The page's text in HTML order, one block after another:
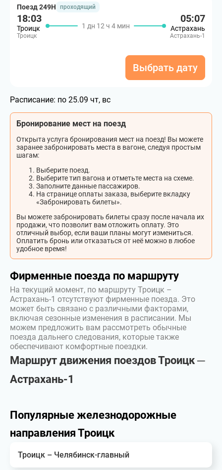
Поезд 249Н проходящий
18:03
Троицк
Троицк
1 дн 12 ч 4 мин
05:07
Астрахань
Астрахань-1
Выбрать дату
Расписание: по 25.09 чт, вс
Бронирование мест на поезд
Открыта услуга бронирования мест на поезд! Вы можете
заранее забронировать места в вагоне, следуя простым
шагам:
Выберите поезд.
Выберите тип вагона и отметьте места на схеме.
Заполните данные пассажиров.
На странице оплаты заказа, выберите вкладку
«Забронировать билеты».
Вы можете забронировать билеты сразу после начала их
продажи, что позволит вам отложить оплату. Это
отличный выбор, если ваши планы могут измениться.
Оплатить бронь или отказаться от неё можно в любое
удобное время!
Фирменные поезда по маршруту
На текущий момент, по маршруту Троицк –
Астрахань-1 отсутствуют фирменные поезда. Это
может быть связано с различными факторами,
включая сезонные изменения в расписании. Мы
можем предложить вам рассмотреть обычные
поезда дальнего следования, которые также
обеспечивают комфортные поездки.
Маршрут движения поездов Троицк ─
Астрахань-1
Популярные железнодорожные
направления Троицк
Троицк – Челябинск-главный